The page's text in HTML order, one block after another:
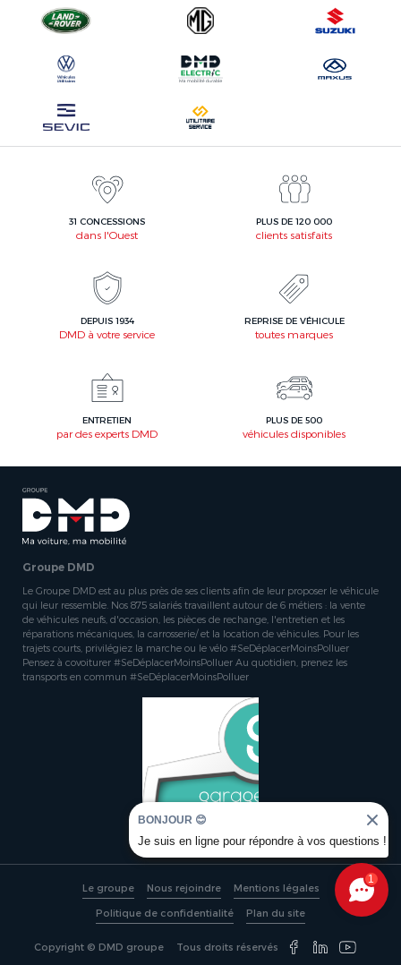
31 CONCESSIONS
dans l'Ouest
PLUS DE 120 000
clients satisfaits
DEPUIS 1934
DMD à votre service
REPRISE DE VÉHICULE
toutes marques
ENTRETIEN
par des experts DMD
PLUS DE 500
véhicules disponibles
Groupe DMD
Le Groupe DMD est au plus près de ses clients afin de leur proposer le véhicule
qui leur ressemble. Nos 875 salariés travaillent autour de 6 métiers : la vente
de véhicules neufs, d'occasion, les pièces de rechange, l'entretien et les
réparations mécaniques, la carrosserie/ et la location de véhicules. Pour les
trajets courts, privilégiez la marche ou le vélo #SeDéplacerMoinsPolluer
Pensez à covoiturer #SeDéplacerMoinsPolluer Au quotidien, prenez les
transports en commun #SeDéplacerMoinsPolluer
Le groupe Nous rejoindre Mentions légales
Politique de confidentialité Plan du site
Copyright © DMD groupe Tous droits réservés
1
BONJOUR 😊
Je suis en ligne pour répondre à vos questions !